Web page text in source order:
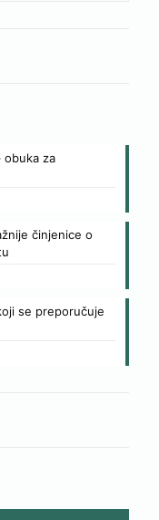
obuka za
činjenice o
se preporučuje